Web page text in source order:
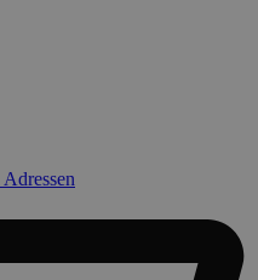
Adressen